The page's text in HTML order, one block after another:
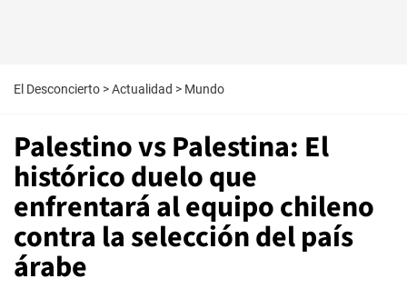
El Desconcierto >Actualidad > Mundo
Palestino vs Palestina: El
histórico duelo que
enfrentará al equipo chileno
contra la selección del país
árabe